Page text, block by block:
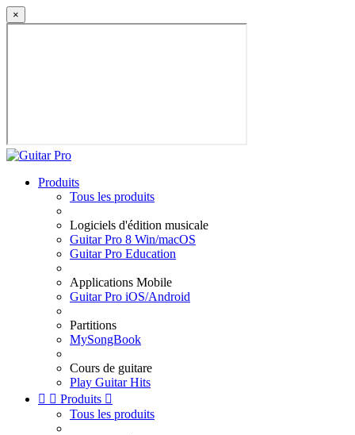
×
Produits
Tous les produits
Logiciels d'édition musicale
Guitar Pro 8 Win/macOS
Guitar Pro Education
Applications Mobile
Guitar Pro iOS/Android
Partitions
MySongBook
Cours de guitare
Play Guitar Hits
  Produits 
Tous les produits